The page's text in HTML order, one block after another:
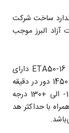
ساخت شرکت
البرز موجب
الکتروموتور پمپ خطی اتاترم آزاد البرز 2 اینچ ETA50-16 دارای
قدرت 0.75 کیلووات معادل 1 اسب بخار بوده و 1450 دور در دقیقه
می باشد. محدوده دمای سیال در این پمپ 10- الی +130 درجه
و دارای حداکثر فشار کاری 16 بار همراه با حداکثر هد